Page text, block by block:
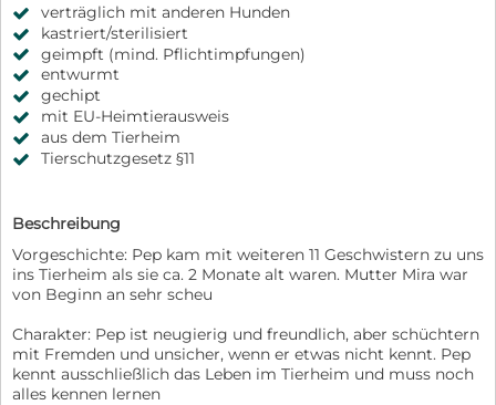
verträglich mit anderen Hunden
kastriert/sterilisiert
geimpft (mind. Pflichtimpfungen)
entwurmt
gechipt
mit EU-Heimtierausweis
aus dem Tierheim
Tierschutzgesetz §11
Beschreibung
Vorgeschichte: Pep kam mit weiteren 11 Geschwistern zu uns
ins Tierheim als sie ca. 2 Monate alt waren. Mutter Mira war
von Beginn an sehr scheu
Charakter: Pep ist neugierig und freundlich, aber schüchtern
mit Fremden und unsicher, wenn er etwas nicht kennt. Pep
kennt ausschließlich das Leben im Tierheim und muss noch
alles kennen lernen